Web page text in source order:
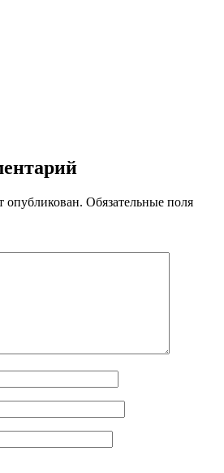
опубликован. Обязательные поля